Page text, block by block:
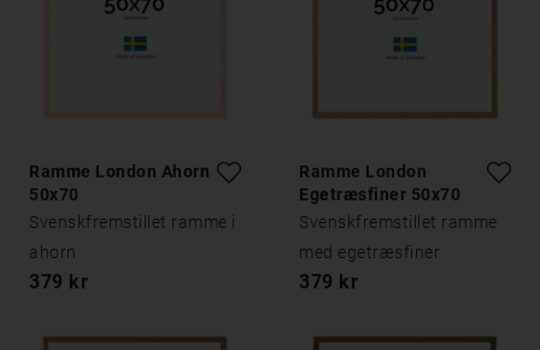
Ramme London Ahorn
50x70
Svenskfremstillet ramme i
ahorn
379 kr
Ramme London
Egetræsfiner 50x70
Svenskfremstillet ramme
med egetræsfiner
379 kr